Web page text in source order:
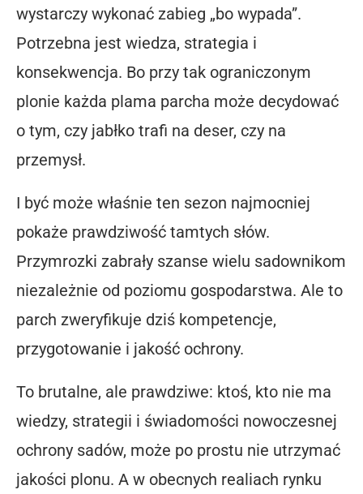
wystarczy wykonać zabieg „bo wypada”.
Potrzebna jest wiedza, strategia i
konsekwencja. Bo przy tak ograniczonym
plonie każda plama parcha może decydować
o tym, czy jabłko trafi na deser, czy na
przemysł.
I być może właśnie ten sezon najmocniej
pokaże prawdziwość tamtych słów.
Przymrozki zabrały szanse wielu sadownikom
niezależnie od poziomu gospodarstwa. Ale to
parch zweryfikuje dziś kompetencje,
przygotowanie i jakość ochrony.
To brutalne, ale prawdziwe: ktoś, kto nie ma
wiedzy, strategii i świadomości nowoczesnej
ochrony sadów, może po prostu nie utrzymać
jakości plonu. A w obecnych realiach rynku